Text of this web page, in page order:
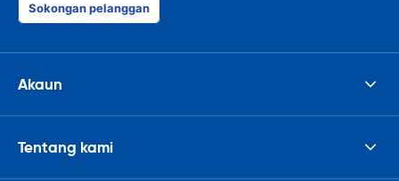
Sokongan pelanggan
Akaun
Tentang kami